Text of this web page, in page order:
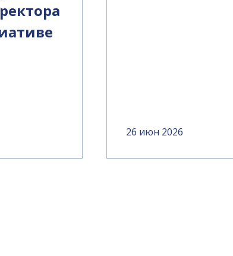
26 июн 2026